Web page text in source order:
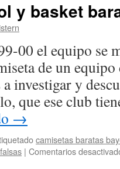
y basket
istern
00 el equipo se
de un
investigar y
que ese club
→
camisetas baratas
| Comentarios